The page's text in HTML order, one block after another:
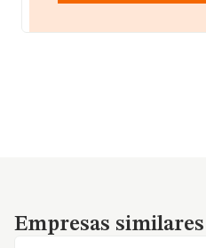
Empresas similares
Empresas similares